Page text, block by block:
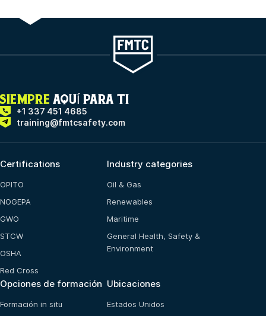
SIEMPRE AQUÍ PARA TI
+1 337 451 4685
training@fmtcsafety.com
Certifications
OPITO
NOGEPA
GWO
STCW
OSHA
Red Cross
Industry categories
Oil & Gas
Renewables
Maritime
General Health, Safety &
Environment
Opciones de formación
Formación in situ
Ubicaciones
Estados Unidos